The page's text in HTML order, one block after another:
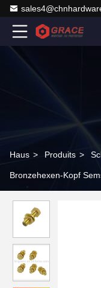
Haus > Produits >
Bronzehexen-Kopf